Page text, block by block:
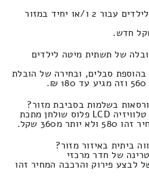
כמה תשלמו על הובלת מיטה לילדים עבור 2 ו/או יחיד במזור
של תשתית מיטה לילדים
סבלים, ובחירה של הובלת
בשלמות בסביבת מזור?
המחיר פלוס מערכת ישיבה + טלוויזיה LCD פלוס שולחן מתכת
מ360 שקל.
ביתית באיזור מזור?
של חדר מרכזי
לבצע פירוק והרכבה המחיר זהו